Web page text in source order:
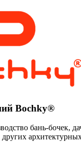
Bochky®
бань-бочек,
других